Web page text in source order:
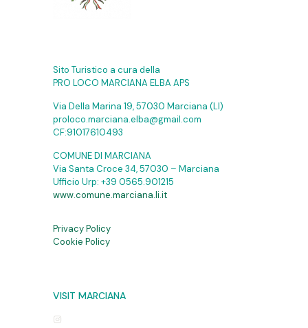
Sito Turistico a cura della
PRO LOCO MARCIANA ELBA APS
Via Della Marina 19, 57030 Marciana (LI)
proloco.marciana.elba@gmail.com
CF:91017610493
COMUNE DI MARCIANA
Via Santa Croce 34, 57030 – Marciana
Ufficio Urp: +39 0565.901215
www.comune.marciana.li.it
Privacy Policy
Cookie Policy
VISIT MARCIANA